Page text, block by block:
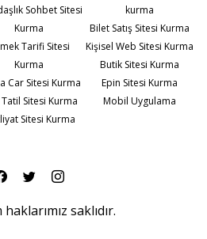
Sohbet Sitesi
Kurma
Tarifi Sitesi
Kurma
Car Sitesi Kurma
Sitesi Kurma
Sitesi Kurma
kurma
Bilet Satış Sitesi Kurma
Kişisel Web Sitesi Kurma
Butik Sitesi Kurma
Epin Sitesi Kurma
Mobil Uygulama
saklıdır.